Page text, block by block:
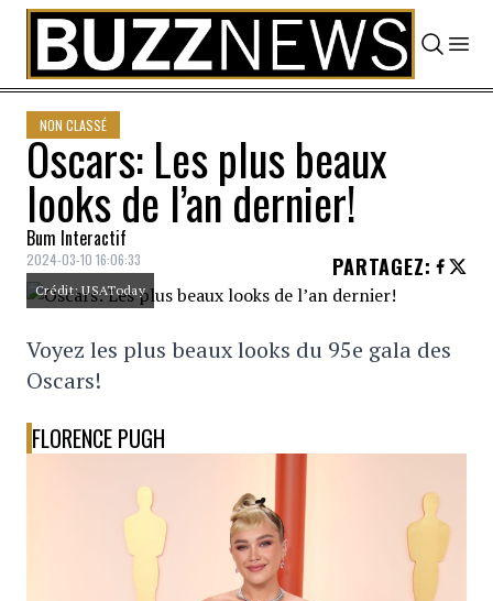
Skip to content
NON CLASSÉ
Oscars: Les plus beaux
looks de l’an dernier!
Bum Interactif
2024-03-10 16:06:33 PARTAGEZ:
Crédit: USAToday
Voyez les plus beaux looks du 95e gala des
Oscars!
FLORENCE PUGH